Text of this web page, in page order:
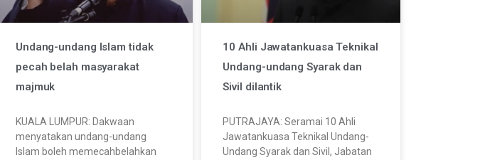
Undang-undang Islam tidak
pecah belah masyarakat
majmuk
KUALA LUMPUR: Dakwaan
menyatakan undang-undang
Islam boleh memecahbelahkan
10 Ahli Jawatankuasa Teknikal
Undang-undang Syarak dan
Sivil dilantik
PUTRAJAYA: Seramai 10 Ahli
Jawatankuasa Teknikal Undang-
Undang Syarak dan Sivil, Jabatan